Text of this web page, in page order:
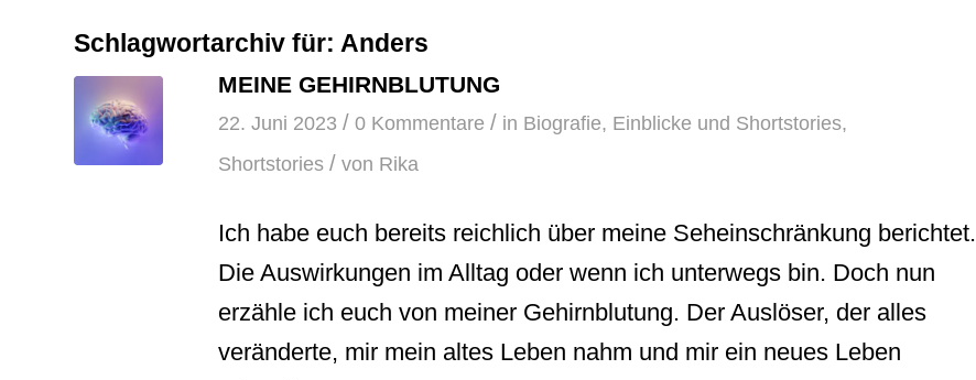
Schlagwortarchiv für: Anders
MEINE GEHIRNBLUTUNG
22. Juni 2023 / 0 Kommentare / in Biografie, Einblicke und Shortstories,
Shortstories / von Rika
Ich habe euch bereits reichlich über meine Seheinschränkung berichtet.
Die Auswirkungen im Alltag oder wenn ich unterwegs bin. Doch nun
erzähle ich euch von meiner Gehirnblutung. Der Auslöser, der alles
veränderte, mir mein altes Leben nahm und mir ein neues Leben